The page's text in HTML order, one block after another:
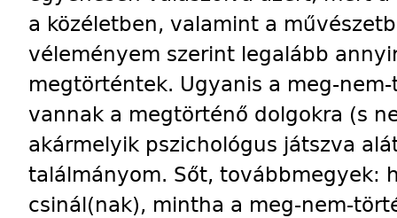
a közéletben, valamint a
véleményem szerint legalább
megtörténtek. Ugyanis a meg-
vannak a megtörténő dolgokra (s
akármelyik pszichológus játszva
találmányom. Sőt, továbbmegyek:
csinál(nak), mint­ha a meg-nem-